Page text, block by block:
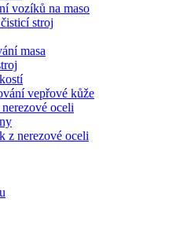
vozíků na maso
stroj
masa
vepřové kůže
oceli
z nerezové oceli